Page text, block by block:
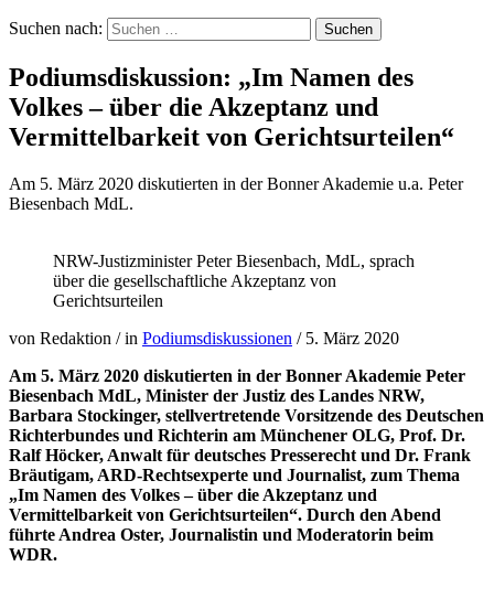
Suchen nach:
Podiumsdiskussion: „Im Namen des
Volkes – über die Akzeptanz und
Vermittelbarkeit von Gerichtsurteilen“
Am 5. März 2020 diskutierten in der Bonner Akademie u.a. Peter
Biesenbach MdL.
NRW-Justizminister Peter Biesenbach, MdL, sprach
über die gesellschaftliche Akzeptanz von
Gerichtsurteilen
von Redaktion /in Podiumsdiskussionen / 5. März 2020
Am 5. März 2020 diskutierten in der Bonner Akademie Peter
Biesenbach MdL, Minister der Justiz des Landes NRW,
Barbara Stockinger, stellvertretende Vorsitzende des Deutschen
Richterbundes und Richterin am Münchener OLG, Prof. Dr.
Ralf Höcker, Anwalt für deutsches Presserecht und Dr. Frank
Bräutigam, ARD-Rechtsexperte und Journalist, zum Thema
„Im Namen des Volkes – über die Akzeptanz und
Vermittelbarkeit von Gerichtsurteilen“. Durch den Abend
führte Andrea Oster, Journalistin und Moderatorin beim
WDR.